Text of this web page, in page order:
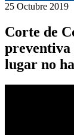
25 Octubre 2019
Corte de
preventiva
lugar no